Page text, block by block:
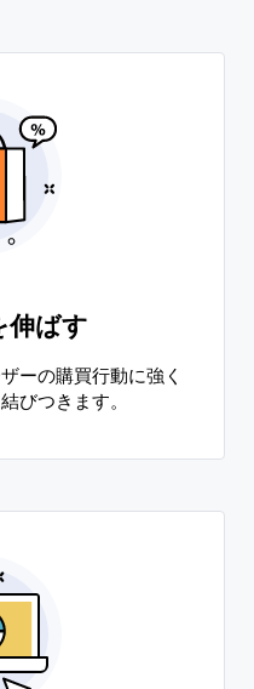
伸ばす
ーの購買行動に強く
びつきます。